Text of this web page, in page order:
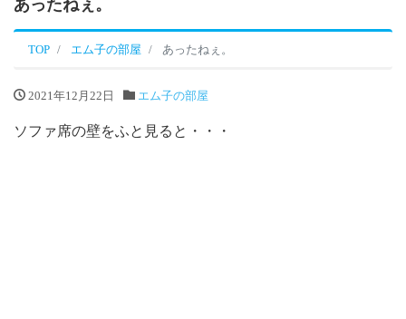
あったねぇ。
TOP エム子の部屋 あったねぇ。
2021年12月22日 エム子の部屋
ソファ席の壁をふと見ると・・・